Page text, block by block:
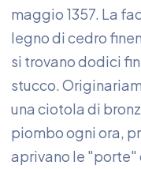
maggio 1357. La
legno di cedro
si trovano dodici
stucco.
una ciotola di
piombo ogni ora,
aprivano le "porte"